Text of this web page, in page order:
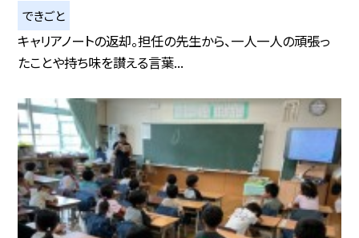
できごと
キャリアノートの返却。担任の先生から、一人一人の頑張っ
たことや持ち味を讃える言葉...